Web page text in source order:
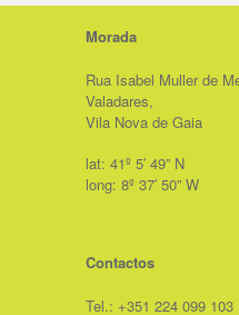
Morada
Rua Isabel Muller de
Valadares,
Vila Nova de Gaia
lat: 41º 5′ 49” N
long: 8º 37′ 50” W
Contactos
Tel.: +351 224 099 103